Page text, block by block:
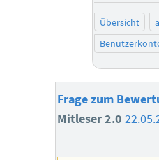
Übersicht
Frage zum
Mitleser 2.0